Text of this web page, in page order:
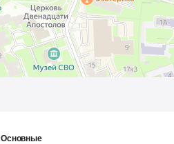
Основные